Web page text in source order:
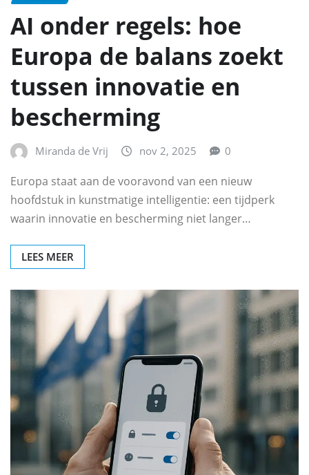
AI onder regels: hoe
Europa de balans zoekt
tussen innovatie en
bescherming
Miranda de Vrij nov 2, 2025 0
Europa staat aan de vooravond van een nieuw
hoofdstuk in kunstmatige intelligentie: een tijdperk
waarin innovatie en bescherming niet langer…
LEES MEER